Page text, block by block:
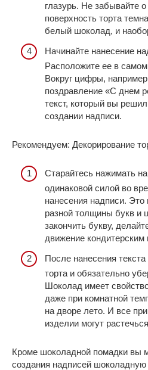
глазурь. Не забывайте
поверхность торта
белый шоколад, и
Начинайте нанесение
Расположите ее в
Вокруг цифры,
поздравление «С днем
текст, который вы
создании надписи.
Рекомендуем: Декорирование
Старайтесь нажимать
одинаковой силой во
нанесения надписи.
разной толщины букв и
закончить букву,
движение
После нанесения
торта и обязательно
Шоколад имеет
даже при комнатной
на дворе лето. И все
изделии могут
Кроме шоколадной помадки вы
создания надписей шоколадную